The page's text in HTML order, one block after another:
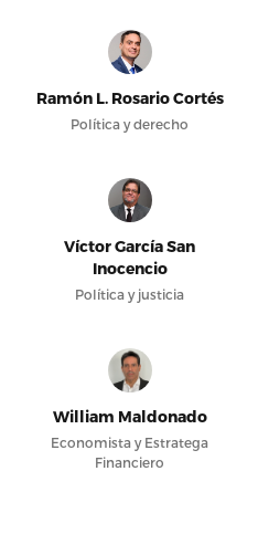
Ramón L. Rosario Cortés
Política y derecho
Víctor García San
Inocencio
Política y justicia
William Maldonado
Economista y Estratega
Financiero